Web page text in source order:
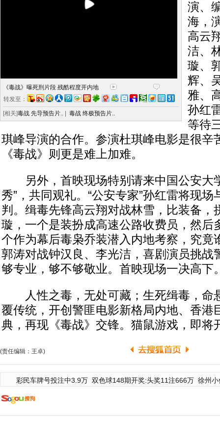
《毒战》曝死刑片段 残酷程度开内地
转发至：
[相关]毒战 先导预告片.. 毒战 终极预告片..
演、
海，
高云
洁、
璇、
辉、
雅、
孙红
等待
琪峰导演的合作。参演杜琪峰电影是很辛
《毒战》则更是难上加难。
另外，首映现场特别请来中国公安大
秀”，共同观礼。“公安专家”孙红雷将现
判。缉毒先锋高云翔对战林雪，比装备，
璇，一个是装扮成高速公路收费员，然后
个作为幕后毒枭乔装潜入内地考察，究竟
郭涛对战钟汉良、李光洁，喜剧演员挑战
够专业，够不够敬业。首映现场一决高下
人性之毒，无处可藏；生死缉毒，命
覆传统，开创警匪电影新格局内地、香港
典，再现《毒战》交锋。猫鼠游戏，即将
(责任编辑：王卓)
彩民车牌号投注中3.9万 双色球148期开奖:头奖11注666万 徐州